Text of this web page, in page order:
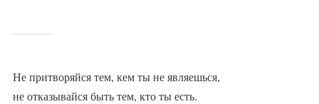
Не притворяйся тем, кем ты не являешься,
не отказывайся быть тем, кто ты есть.